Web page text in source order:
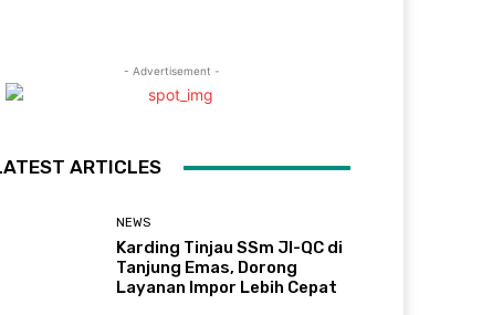
- Advertisement -
ARTICLES
NEWS
Karding Tinjau SSm JI-QC di
Tanjung Emas, Dorong
Layanan Impor Lebih Cepat